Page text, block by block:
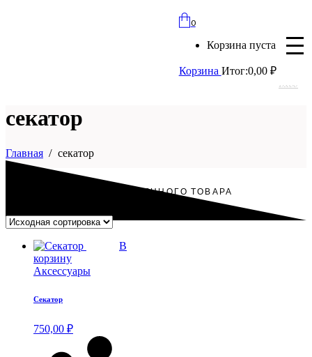
0
Корзина пуста
Корзина Итог:0,00 ₽
Вход
секатор
Главная секатор
ОТОБРАЖЕНИЕ ЕДИНСТВЕННОГО ТОВАРА
В
корзину
Аксессуары
Секатор
750,00 ₽